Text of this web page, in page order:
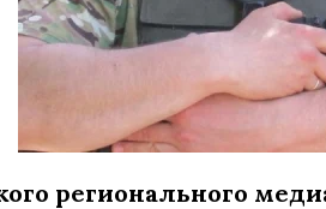
регионального